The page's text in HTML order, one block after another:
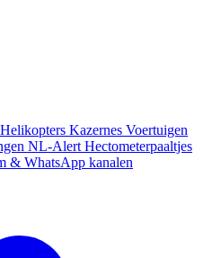
Helikopters Kazernes Voertuigen
NL-Alert Hectometerpaaltjes
& WhatsApp kanalen